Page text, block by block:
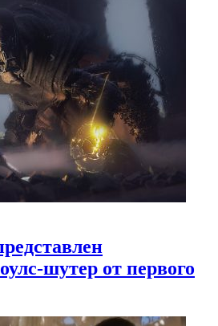
шутер от первого